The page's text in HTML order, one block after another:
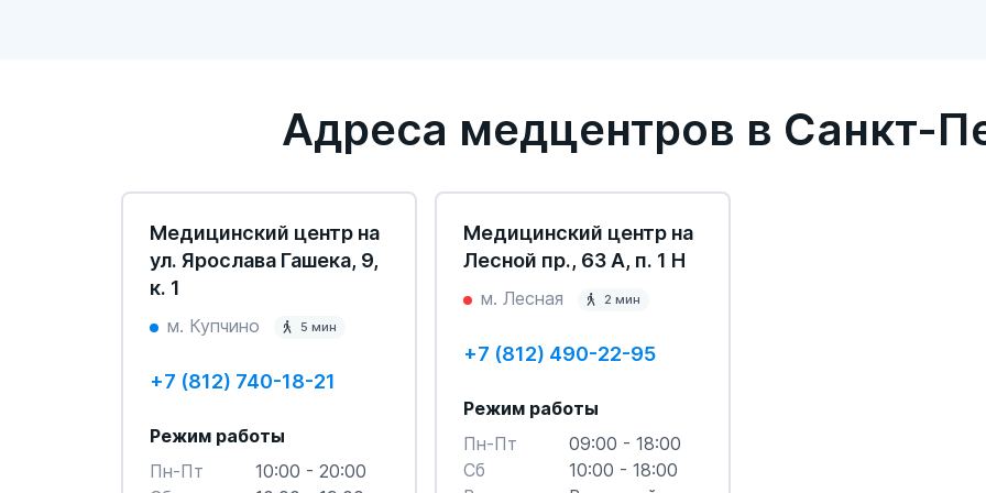
Адреса медцентров в Санкт-
Медицинский центр на
ул. Ярослава Гашека, 9,
к. 1
м. Купчино 5 мин
+7 (812) 740-18-21
Режим работы
Пн-Пт
10:00 - 20:00
Медицинский центр на
Лесной пр., 63 А, п. 1 Н
м. Лесная 2 мин
+7 (812) 490-22-95
Режим работы
Пн-Пт
09:00 - 18:00
Cб
10:00 - 18:00